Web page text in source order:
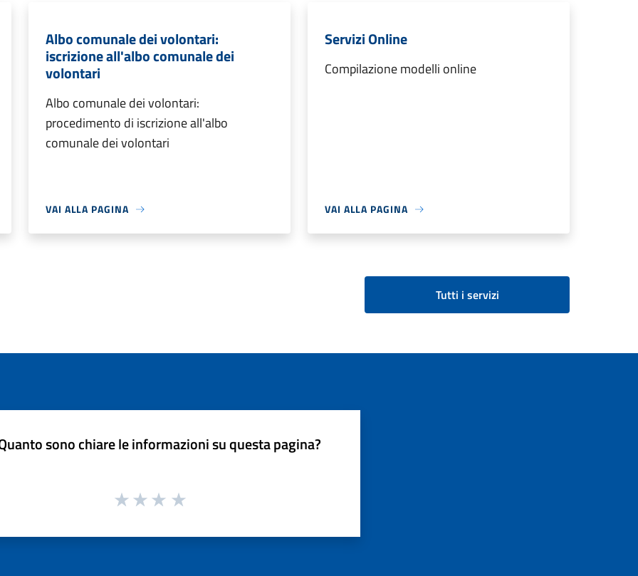
Albo comunale dei volontari:
iscrizione all'albo comunale dei
volontari
Albo comunale dei volontari:
procedimento di iscrizione all'albo
comunale dei volontari
VAI ALLA PAGINA
Servizi Online
Compilazione modelli online
VAI ALLA PAGINA
Tutti i servizi
sono chiare le informazioni su questa pagina?